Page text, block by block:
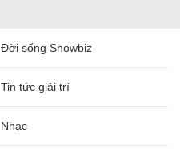
Đời sống Showbiz
Tin tức giải trí
Nhạc